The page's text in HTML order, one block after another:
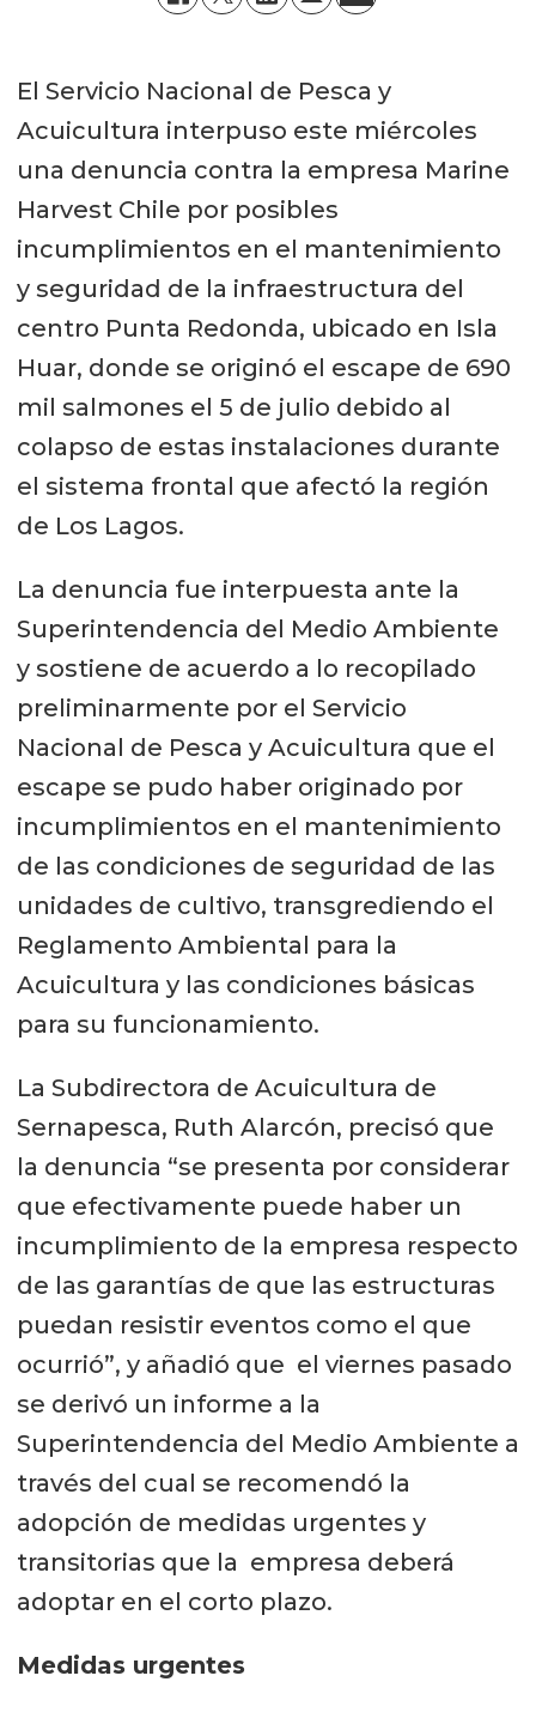
El Servicio Nacional de Pesca y
Acuicultura interpuso este miércoles
una denuncia contra la empresa Marine
Harvest Chile por posibles
incumplimientos en el mantenimiento
y seguridad de la infraestructura del
centro Punta Redonda, ubicado en Isla
Huar, donde se originó el escape de 690
mil salmones el 5 de julio debido al
colapso de estas instalaciones durante
el sistema frontal que afectó la región
de Los Lagos.
La denuncia fue interpuesta ante la
Superintendencia del Medio Ambiente
y sostiene de acuerdo a lo recopilado
preliminarmente por el Servicio
Nacional de Pesca y Acuicultura que el
escape se pudo haber originado por
incumplimientos en el mantenimiento
de las condiciones de seguridad de las
unidades de cultivo, transgrediendo el
Reglamento Ambiental para la
Acuicultura y las condiciones básicas
para su funcionamiento.
La Subdirectora de Acuicultura de
Sernapesca, Ruth Alarcón, precisó que
la denuncia “se presenta por considerar
que efectivamente puede haber un
incumplimiento de la empresa respecto
de las garantías de que las estructuras
puedan resistir eventos como el que
ocurrió”, y añadió que el viernes pasado
se derivó un informe a la
Superintendencia del Medio Ambiente a
través del cual se recomendó la
adopción de medidas urgentes y
transitorias que la empresa deberá
adoptar en el corto plazo.
Medidas urgentes